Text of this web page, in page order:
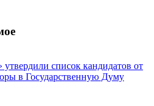
список кандидатов от
в Государственную Думу